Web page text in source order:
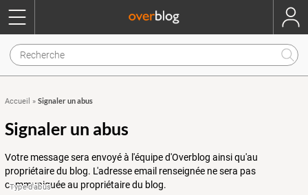
Accueil » Signaler un abus
Signaler un abus
Votre message sera envoyé à l'équipe d'Overblog ainsi qu'au
propriétaire du blog. L'adresse email renseignée ne sera pas
communiquée au propriétaire du blog.